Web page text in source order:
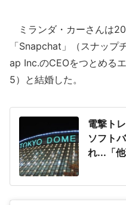
ミランダ・カーさんは
「Snapchat」（スナップ
ap Inc.のCEOをつとめる
5）と結婚した。
電撃ト
ソフト
れ...「